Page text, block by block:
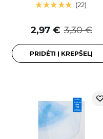
22
3,30 €
2,97 €
PRIDĖTI Į KREPŠELĮ